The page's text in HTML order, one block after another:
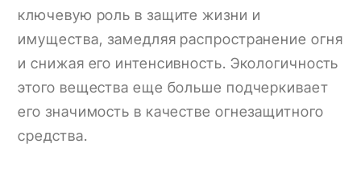
ключевую роль в защите жизни и
имущества, замедляя распространение огня
и снижая его интенсивность. Экологичность
этого вещества еще больше подчеркивает
его значимость в качестве огнезащитного
средства.